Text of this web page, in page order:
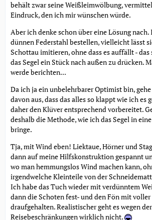
behält zwar seine Weißleimwölbung,
Eindruck, den ich mir wünschen würde.
Aber ich denke schon über eine Lösung
dünnen Federstahl bestellen, vielleicht lässt
Schottau imitieren, ohne dass es auffällt -
das Segel ein Stück nach außen zu drücken.
werde berichten...
Da ich ja ein unbelehrbarer Optimist bin,
davon aus, dass das alles so klappt wie ich es
daher den Klüver entsprechend vorbereitet.
deshalb die Methode, wie ich das Segel in
bringe.
Tja, mit Wind eben! Liektaue, Hörner und
dann auf meine Hilfskonstruktion gespannt
wo man hemmungslos Wind machen kann,
irgendwelche Kleinteile von der
Ich habe das Tuch wieder mit verdünntem
dann die Schoten fest- und den Fön mit voller
draufgehalten. Realistischer geht es wegen
Reisebeschränkungen wirklich nicht.